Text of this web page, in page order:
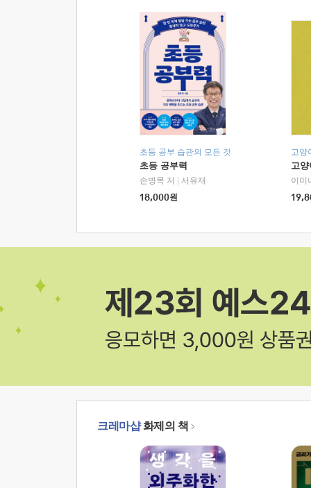
초등 공부 습관의 모든 것
초등 공부력
손병목 저
서유재
18,000원
고양
고
이미
크레마샵화제의 책